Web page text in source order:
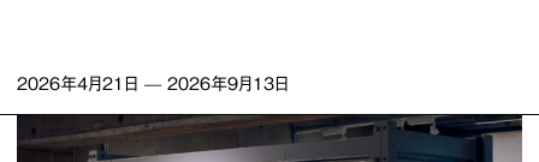
2026年4月21日 — 2026年9月13日